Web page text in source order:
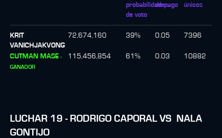
probabilidades
de voto
de pago
únicos
KRIT
VANICHJAKVONG
72,674,160 39% 0.05 7396
CUTMAN MASE -
GANADOR
115,456,854 61% 0.03 10882
LUCHAR 19 - RODRIGO CAPORAL VS
NALA
GONTIJO